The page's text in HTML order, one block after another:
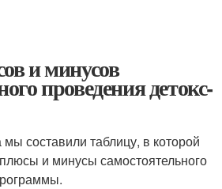
и минусов
проведения детокс-
составили таблицу, в которой
и минусы самостоятельного